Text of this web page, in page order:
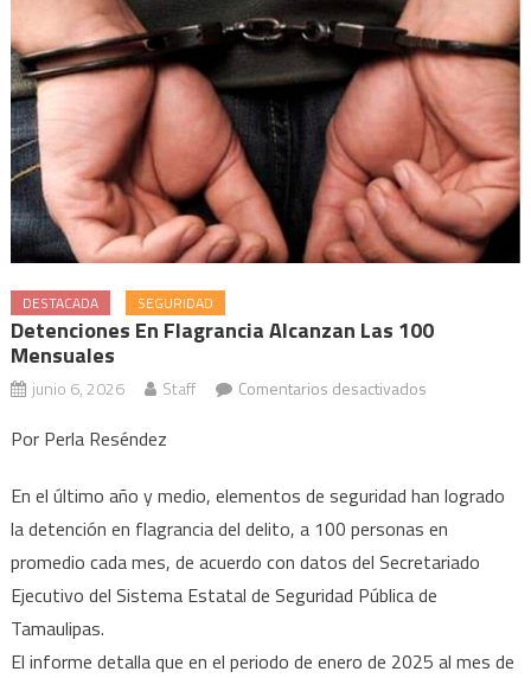
DESTACADA SEGURIDAD
Detenciones En Flagrancia Alcanzan Las 100
Mensuales
junio 6, 2026 Staff Comentarios desactivadosen
alcanzan
las
100
mensuales
Por Perla Reséndez
En el último año y medio, elementos de seguridad han logrado
la detención en flagrancia del delito, a 100 personas en
promedio cada mes, de acuerdo con datos del Secretariado
Ejecutivo del Sistema Estatal de Seguridad Pública de
Tamaulipas.
El informe detalla que en el periodo de enero de 2025 al mes de